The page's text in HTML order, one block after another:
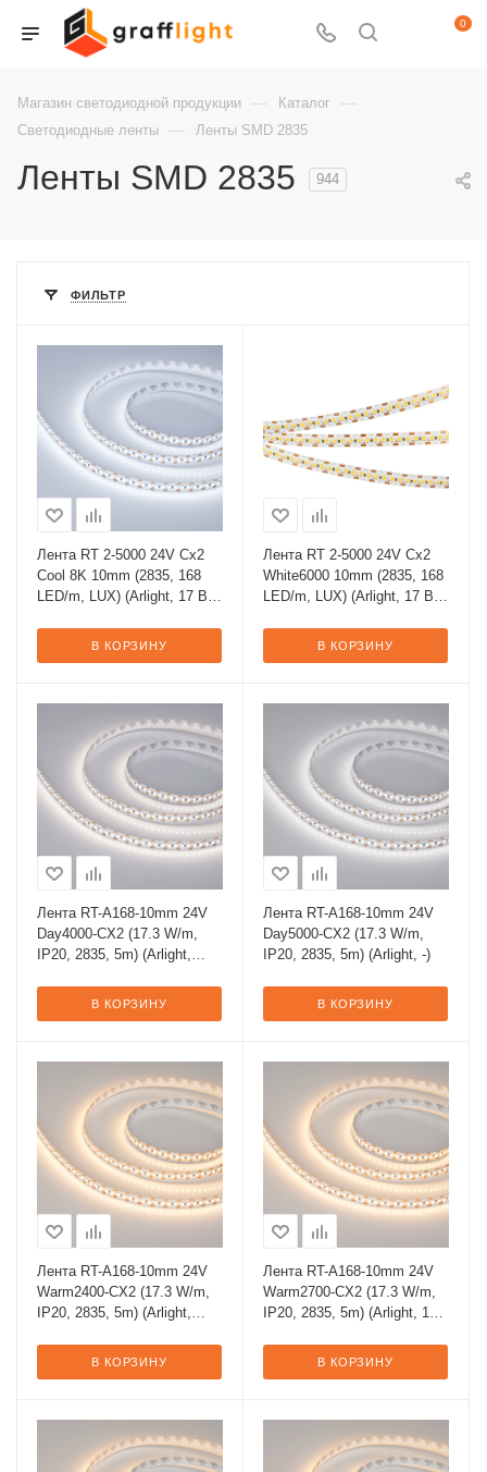
0
Магазин светодиодной продукции — Каталог —
Светодиодные ленты — Ленты SMD 2835
Ленты SMD 2835 944
ФИЛЬТР
Лента RT 2-5000 24V Cx2
Cool 8K 10mm (2835, 168
LED/m, LUX) (Arlight, 17 Вт/
В КОРЗИНУ
Лента RT 2-5000 24V Cx2
White6000 10mm (2835, 168
LED/m, LUX) (Arlight, 17 Вт/
В КОРЗИНУ
Лента RT-A168-10mm 24V
Day4000-CX2 (17.3 W/m,
IP20, 2835, 5m) (Arlight,
В КОРЗИНУ
Лента RT-A168-10mm 24V
Day5000-CX2 (17.3 W/m,
IP20, 2835, 5m) (Arlight, -)
В КОРЗИНУ
Лента RT-A168-10mm 24V
Warm2400-CX2 (17.3 W/m,
IP20, 2835, 5m) (Arlight,
В КОРЗИНУ
Лента RT-A168-10mm 24V
Warm2700-CX2 (17.3 W/m,
IP20, 2835, 5m) (Arlight, 17
В КОРЗИНУ